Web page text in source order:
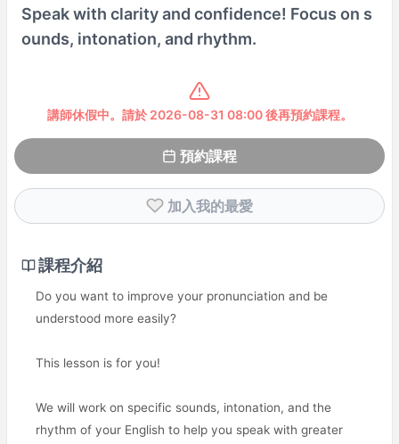
Speak with clarity and confidence! Focus on s
ounds, intonation, and rhythm.
講師休假中。請於 2026-08-31 08:00 後再預約課程。
預約課程
加入我的最愛
課程介紹
Do you want to improve your pronunciation and be
understood more easily?
This lesson is for you!
We will work on specific sounds, intonation, and the
rhythm of your English to help you speak with greater